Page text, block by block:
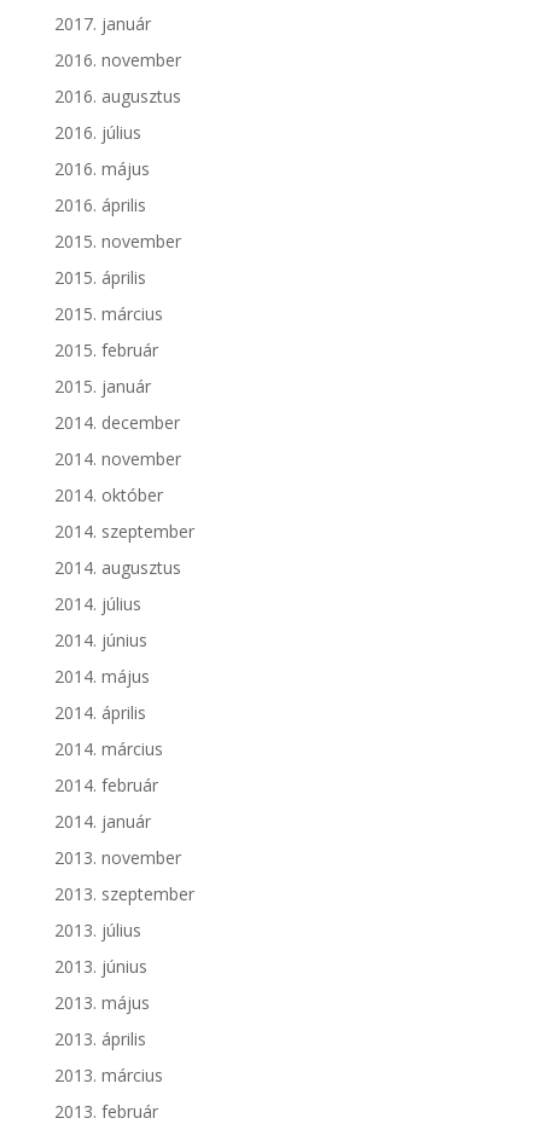
2017. január
2016. november
2016. augusztus
2016. július
2016. május
2016. április
2015. november
2015. április
2015. március
2015. február
2015. január
2014. december
2014. november
2014. október
2014. szeptember
2014. augusztus
2014. július
2014. június
2014. május
2014. április
2014. március
2014. február
2014. január
2013. november
2013. szeptember
2013. július
2013. június
2013. május
2013. április
2013. március
2013. február